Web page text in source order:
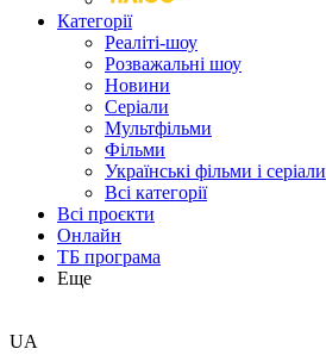
Категорії
Реаліті-шоу
Розважальні шоу
Новини
Серіали
Мультфільми
Фільми
Українські фільми і серіали
Всі категорії
Всі проєкти
Онлайн
ТБ програма
Еще
UA